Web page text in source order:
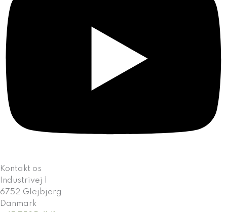
Kontakt os
Industrivej 1
6752 Glejbjerg
Danmark